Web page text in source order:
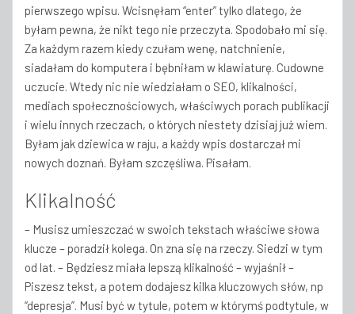
pierwszego wpisu. Wcisnęłam “enter” tylko dlatego, że
byłam pewna, że nikt tego nie przeczyta. Spodobało mi się.
Za każdym razem kiedy czułam wenę, natchnienie,
siadałam do komputera i bębniłam w klawiaturę. Cudowne
uczucie. Wtedy nic nie wiedziałam o SEO, klikalności,
mediach społecznościowych, właściwych porach publikacji
i wielu innych rzeczach, o których niestety dzisiaj już wiem.
Byłam jak dziewica w raju, a każdy wpis dostarczał mi
nowych doznań. Byłam szczęśliwa. Pisałam.
Klikalność
– Musisz umieszczać w swoich tekstach właściwe słowa
klucze – poradził kolega. On zna się na rzeczy. Siedzi w tym
od lat. – Będziesz miała lepszą klikalność – wyjaśnił –
Piszesz tekst, a potem dodajesz kilka kluczowych słów, np
“depresja”. Musi być w tytule, potem w którymś podtytule, w